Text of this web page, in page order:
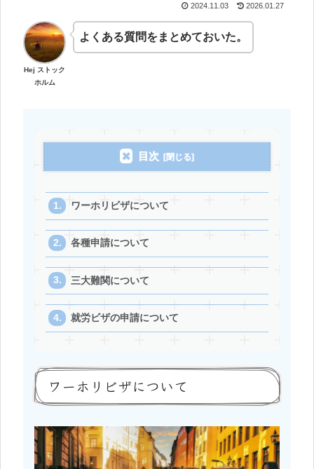
2024.11.03 2026.01.27
Hej ストック
ホルム
よくある質問をまとめておいた。
目次
ワーホリビザについて
各種申請について
三大難関について
就労ビザの申請について
ワーホリビザについて